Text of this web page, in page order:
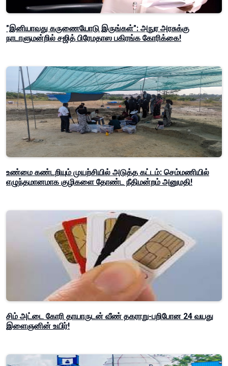
"இனியாவது கருணையோடு இருங்கள்": அநுர அரசுக்கு
நாடாளுமன்றில் சஜித் பிரேமதாஸ பகிரங்க கோரிக்கை!
உண்மை கண்டறியும் முயற்சியில் அடுத்த கட்டம்: செம்மணியில்
எழுந்தமானமாக குழிகளை தோண்ட நீதிமன்றம் அனுமதி!
சிம் அட்டை கோரி தாயாருடன் வீண் தகராறு-பறிபோன 24 வயது
இளைஞனின் உயிர்!